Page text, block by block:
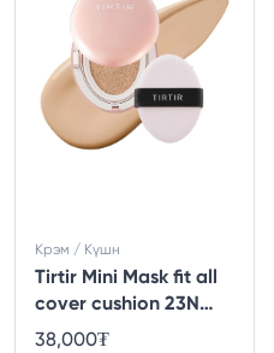
Tirtir Mini Mask fit all
cover cushion 23N
sand
Крэм / Күшн
38,000₮